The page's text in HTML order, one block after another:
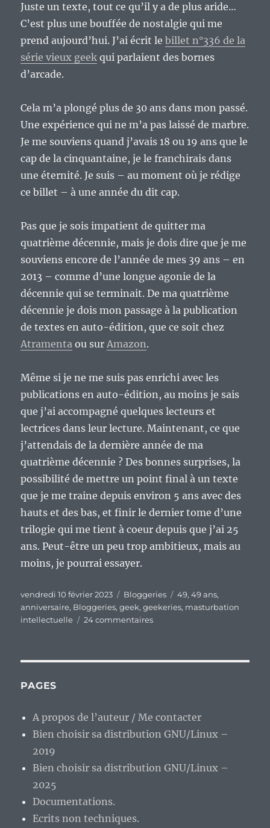
Juste un texte, tout ce qu’il y a de plus aride…
C’est plus une bouffée de nostalgie qui me
prend aujourd’hui. J’ai écrit lebillet n°336 de la
série vieux geek qui parlaient des bornes
d’arcade.
Cela m’a plongé plus de 30 ans dans mon passé.
Une expérience qui ne m’a pas laissé de marbre.
Je me souviens quand j’avais 18 ou 19 ans que le
cap de la cinquantaine, je le franchirais dans
une éternité. Je suis – au moment où je rédige
ce billet – à une année du dit cap.
Pas que je sois impatient de quitter ma
quatrième décennie, mais je dois dire que je me
souviens encore de l’année de mes 39 ans – en
2013 – comme d’une longue agonie de la
décennie qui se terminait. De ma quatrième
décennie je dois mon passage à la publication
de textes en auto-édition, que ce soit chez
Atramenta ou surAmazon.
Même si je ne me suis pas enrichi avec les
publications en auto-édition, au moins je sais
que j’ai accompagné quelques lecteurs et
lectrices dans leur lecture. Maintenant, ce que
j’attendais de la dernière année de ma
quatrième décennie ? Des bonnes surprises, la
possibilité de mettre un point final à un texte
que je me traine depuis environ 5 ans avec des
hauts et des bas, et finir le dernier tome d’une
trilogie qui me tient à coeur depuis que j’ai 25
ans. Peut-être un peu trop ambitieux, mais au
moins, je pourrai essayer.
Publié
le
vendredi 10 février 2023 Catégories
Bloggeries Étiquettes
49,49 ans,
anniversaire, Bloggeries,geek,geekeries, masturbation
intellectuelle
24 commentairessur
en
expérience.
PAGES
A propos de l’auteur / Me contacter
Bien choisir sa distribution GNU/Linux –
2019
Bien choisir sa distribution GNU/Linux –
2025
Documentations.
Ecrits non techniques.